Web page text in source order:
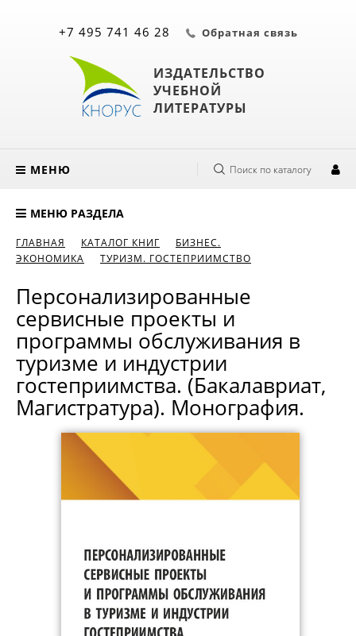
ИЗДАТЕЛЬСТВО
УЧЕБНОЙ
ЛИТЕРАТУРЫ
+7 495 741 46 28 Обратная связь
МЕНЮ Поиск по каталогу
МЕНЮ РАЗДЕЛА
ГЛАВНАЯ КАТАЛОГ КНИГ
БИЗНЕС.
ЭКОНОМИКА
ТУРИЗМ. ГОСТЕПРИИМСТВО
Персонализированные
сервисные проекты и
программы обслуживания в
туризме и индустрии
гостеприимства. (Бакалавриат,
Магистратура). Монография.